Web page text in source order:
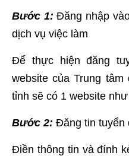
Bước 1: Đăng nhập
dịch vụ việc làm
Để thực hiện đăng
website của Trung
tỉnh sẽ có 1 website như
Bước 2: Đăng tin tuyển
Điền thông tin và đính